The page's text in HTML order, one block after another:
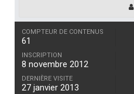
COMPTEUR DE CONTENUS
61
INSCRIPTION
8 novembre 2012
DERNIÈRE VISITE
27 janvier 2013